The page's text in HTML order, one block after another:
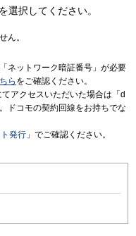
選択してください。
ん。
ネットワーク暗証番号」が必要
ら をご確認ください。
アクセスいただいた場合は「d
ドコモの契約回線をお持ちでな
発行 」でご確認ください。